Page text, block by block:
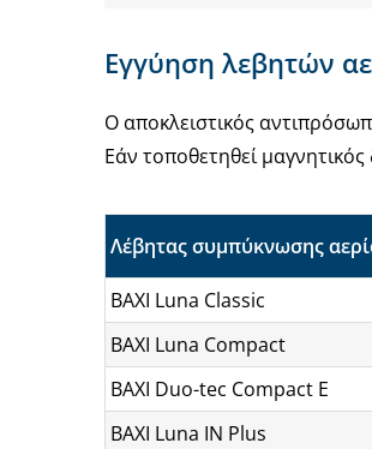
Εγγύηση λεβητών
Ο αποκλειστικός
Εάν τοποθετηθεί
Λέβητας συμπύκνωσης
BAXI Luna Classic
BAXI Luna Compact
BAXI Duo-tec Compact E
BAXI Luna IN Plus